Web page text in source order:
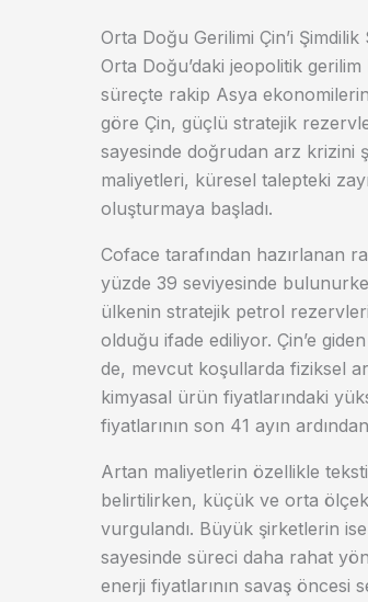
Orta Doğu Gerilimi Çin’i
Orta Doğu’daki jeopolitik
süreçte rakip Asya
göre Çin, güçlü stratejik
sayesinde doğrudan arz krizini
maliyetleri, küresel talepteki
oluşturmaya başladı.
Coface tarafından hazırlanan
yüzde 39 seviyesinde
ülkenin stratejik petrol
olduğu ifade ediliyor. Çin’e
de, mevcut koşullarda fiziksel
kimyasal ürün fiyatlarındaki
fiyatlarının son 41 ayın
Artan maliyetlerin özellikle
belirtilirken, küçük ve orta
vurgulandı. Büyük şirketlerin
sayesinde süreci daha rahat
enerji fiyatlarının savaş öncesi